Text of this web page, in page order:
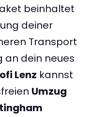
beinhaltet
deiner
Transport
an dein neues
Lenz kannst
Umzug